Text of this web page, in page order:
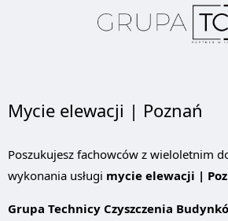
Mycie elewacji | Poznań
Poszukujesz fachowców z wieloletnim
wykonania usługi mycie elewacji |
Grupa Technicy Czyszczenia